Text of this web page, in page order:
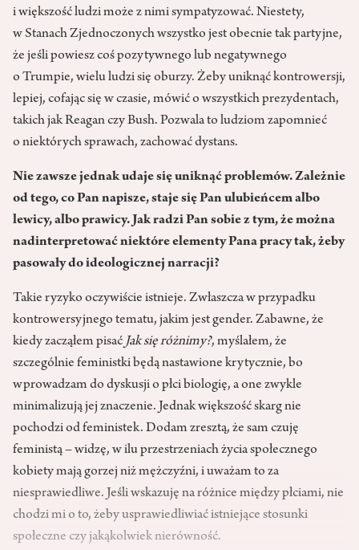
i większość ludzi może z nimi sympatyzować. Niestety,
w Stanach Zjednoczonych wszystko jest obecnie tak partyjne,
że jeśli powiesz coś pozytywnego lub negatywnego
o Trumpie, wielu ludzi się oburzy. Żeby uniknąć kontrowersji,
lepiej, cofając się w czasie, mówić o wszystkich prezydentach,
takich jak Reagan czy Bush. Pozwala to ludziom zapomnieć
o niektórych sprawach, zachować dystans.
Nie zawsze jednak udaje się uniknąć problemów. Zależnie
od tego, co Pan napisze, staje się Pan ulubieńcem albo
lewicy, albo prawicy. Jak radzi Pan sobie z tym, że można
nadinterpretować niektóre elementy Pana pracy tak, żeby
pasowały do ideologicznej narracji?
Takie ryzyko oczywiście istnieje. Zwłaszcza w przypadku
kontrowersyjnego tematu, jakim jest gender. Zabawne, że
kiedy zacząłem pisać Jak się różnimy?, myślałem, że
szczególnie feministki będą nastawione krytycznie, bo
wprowadzam do dyskusji o płci biologię, a one zwykle
minimalizują jej znaczenie. Jednak większość skarg nie
pochodzi od feministek. Dodam zresztą, że sam czuję
feministą – widzę, w ilu przestrzeniach życia społecznego
kobiety mają gorzej niż mężczyźni, i uważam to za
niesprawiedliwe. Jeśli wskazuję na różnice między płciami, nie
chodzi mi o to, żeby usprawiedliwiać istniejące stosunki
społeczne czy jakąkolwiek nierówność.